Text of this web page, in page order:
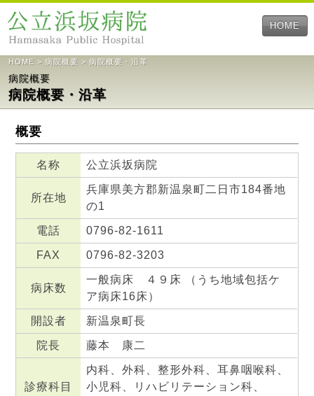
HOME
HOME > 病院概要 > 病院概要・沿革
病院概要
病院概要・沿革
概要
名称 公立浜坂病院
所在地
兵庫県美方郡新温泉町二日市184番地
の1
電話 0796-82-1611
FAX 0796-82-3203
病床数
一般病床 ４９床 （うち地域包括ケ
ア病床16床）
開設者 新温泉町長
院長 藤本 康二
診療科目
内科、外科、整形外科、耳鼻咽喉科、
小児科、リハビリテーション科、